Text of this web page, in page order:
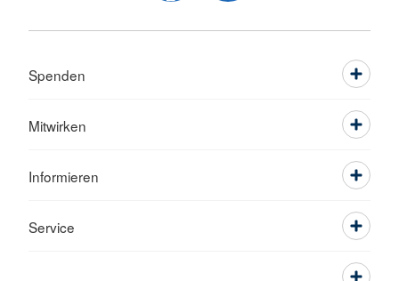
Spenden
Mitwirken
Informieren
Service